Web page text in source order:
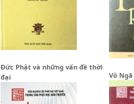
Đức Phật và những vấn đề thời
đại
Vô